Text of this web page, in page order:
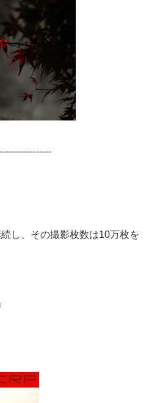
し、その撮影枚数は10万枚を